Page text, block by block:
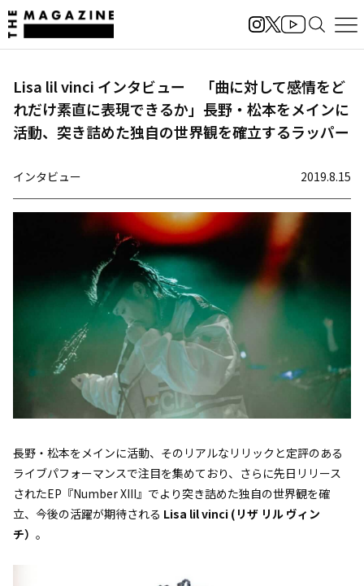
Lisa lil vinci インタビュー 「曲に対して感情をど
れだけ素直に表現できるか」長野・松本をメインに
活動、突き詰めた独自の世界観を確立するラッパー
インタビュー 2019.8.15
長野・松本をメインに活動、そのリアルなリリックと定評のある
ライブパフォーマンスで注目を集めており、さらに先日リリース
されたEP『Number XIII』でより突き詰めた独自の世界観を確
立、今後の活躍が期待される Lisa lil vinci (リザ リル ヴィン
チ） 。